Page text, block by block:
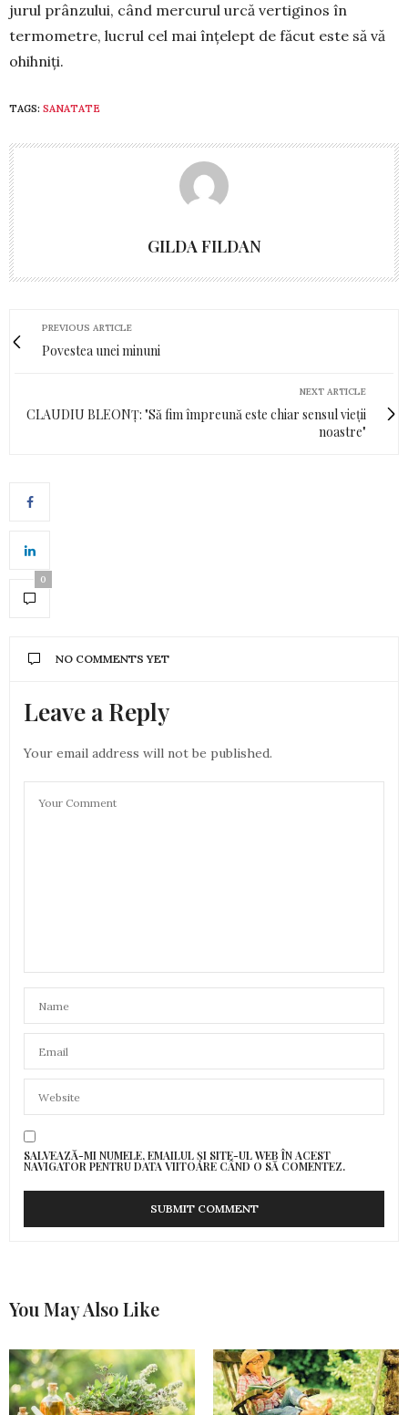
jurul prân­zului, când mercurul urcă vertiginos în
termo­metre, lucrul cel mai înțelept de făcut este să vă
ohihniți.
TAGS: SANATATE
GILDA FILDAN
PREVIOUS ARTICLE
Povestea unei minuni
NEXT ARTICLE
CLAUDIU BLEONȚ: "Să fim împreună este chiar sensul vieții
noastre"
0
NO COMMENTS YET
Leave a Reply
Your email address will not be published.
SALVEAZĂ-MI NUMELE, EMAILUL ȘI SITE-UL WEB ÎN ACEST
NAVIGATOR PENTRU DATA VIITOARE CÂND O SĂ COMENTEZ.
You May Also Like